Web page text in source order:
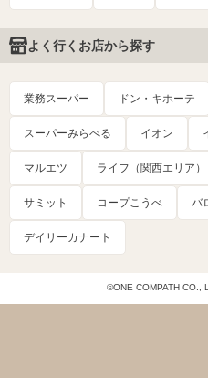
よく行くお店から探す
業務スーパー ドン・キホーテ
スーパーみらべる イオン
マルエツ ライフ（関西エリア）
サミット コープこうべ バ
デイリーカナート
©ONE COMPATH CO.,